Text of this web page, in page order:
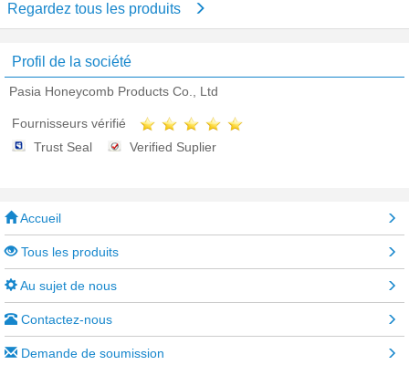
Regardez tous les produits
Profil de la société
Pasia Honeycomb Products Co., Ltd
Fournisseurs vérifié
Trust Seal
Verified Suplier
Accueil
Tous les produits
Au sujet de nous
Contactez-nous
Demande de soumission